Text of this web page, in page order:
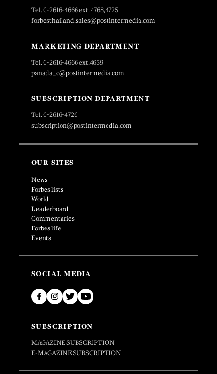
Tel. 0-2616-4666 ext. 4768,4725
forbesthailand.sales@postintermedia.com
MARKETING DEPARTMENT
Tel. 0-2616-4666 ext.4659
panada_c@postintermedia.com
SUBSCRIPTION DEPARTMENT
Tel. 0-2616-4726
subscription@postintermedia.com
OUR SITES
News
Forbes lists
World
Leaderboard
Commentaries
Forbes life
Events
SOCIAL MEDIA
SUBSCRIPTION
MAGAZINE SUBSCRIPTION
E-MAGAZINE SUBSCRIPTION